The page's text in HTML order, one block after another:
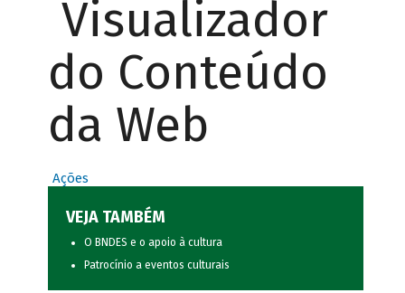
Visualizador
do Conteúdo
da Web
Ações
VEJA TAMBÉM
O BNDES e o apoio à cultura
Patrocínio a eventos culturais